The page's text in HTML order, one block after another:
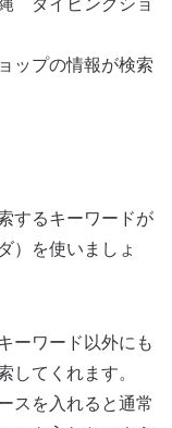
ップの情報が検索
するキーワードが
）を使いましょ
ーワード以外にも
してくれます。
スを入れると通常